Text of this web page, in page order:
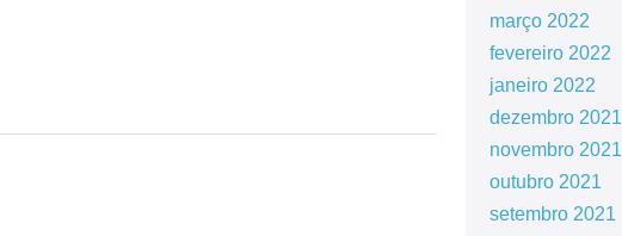
março 2022
fevereiro 2022
janeiro 2022
dezembro 2021
novembro 2021
outubro 2021
setembro 2021